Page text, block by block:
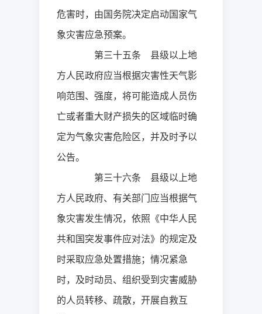
危害时，由国务院决定启动国家气
象灾害应急预案。
第三十五条 县级以上地
方人民政府应当根据灾害性天气影
响范围、强度，将可能造成人员伤
亡或者重大财产损失的区域临时确
定为气象灾害危险区，并及时予以
公告。
第三十六条 县级以上地
方人民政府、有关部门应当根据气
象灾害发生情况，依照《中华人民
共和国突发事件应对法》的规定及
时采取应急处置措施；情况紧急
时，及时动员、组织受到灾害威胁
的人员转移、疏散，开展自救互